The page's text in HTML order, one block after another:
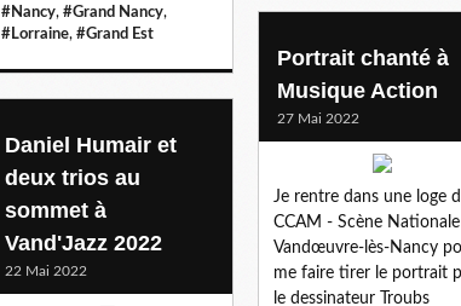
#Nancy, #Grand Nancy,
#Lorraine, #Grand Est
Portrait chanté à
Musique Action
27 Mai 2022
Je rentre dans une loge
CCAM - Scène
Vandœuvre-lès-Nancy
me faire tirer le portrait
le dessinateur Troubs
Daniel Humair et
deux trios au
sommet à
Vand'Jazz 2022
22 Mai 2022